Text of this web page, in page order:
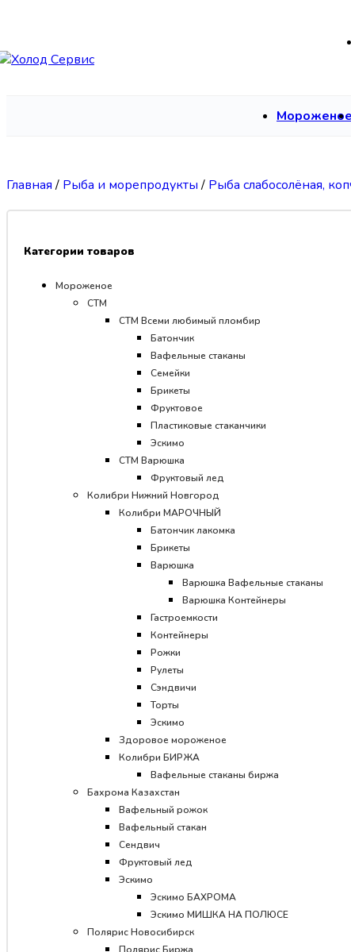
Мороженое
Главная/ Рыба и морепродукты/ Рыба слабосолёная,
Категории товаров
Мороженое
СТМ
CТМ Всеми любимый пломбир
Батончик
Вафельные стаканы
Семейки
Брикеты
Фруктовое
Пластиковые стаканчики
Эскимо
CТМ Варюшка
Фруктовый лед
Колибри Нижний Новгород
Колибри МАРОЧНЫЙ
Батончик лакомка
Брикеты
Варюшка
Варюшка Вафельные стаканы
Варюшка Контейнеры
Гастроемкости
Контейнеры
Рожки
Рулеты
Сэндвичи
Торты
Эскимо
Здоровое мороженое
Колибри БИРЖА
Вафельные стаканы биржа
Бахрома Казахстан
Вафельный рожок
Вафельный стакан
Сендвич
Фруктовый лед
Эскимо
Эскимо БАХРОМА
Эскимо МИШКА НА ПОЛЮСЕ
Полярис Новосибирск